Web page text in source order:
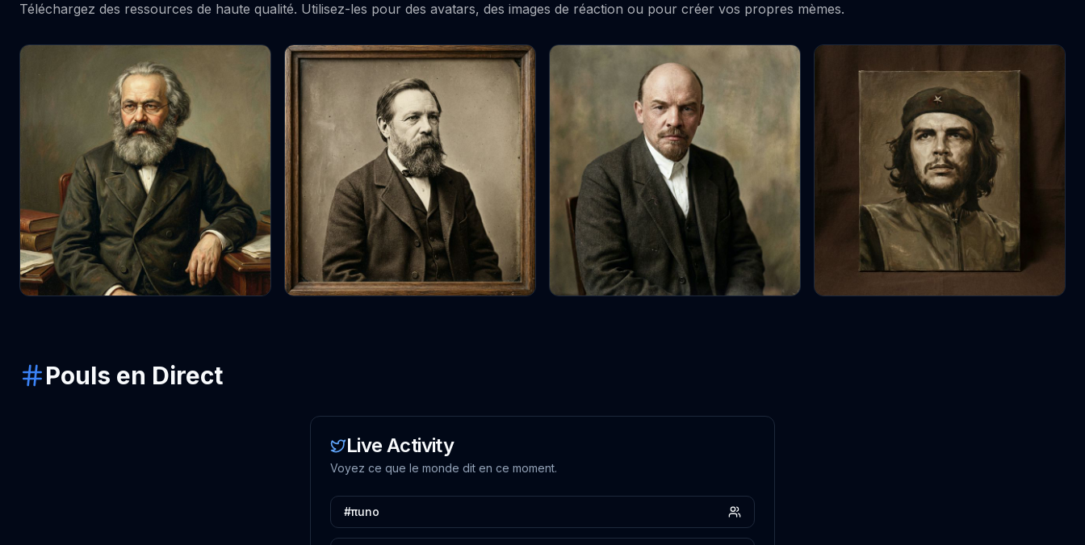
Téléchargez des ressources de haute qualité. Utilisez-les pour des avatars, des images de réaction ou pour créer vos propres mèmes.
Pouls en Direct
Live Activity
Voyez ce que le monde dit en ce moment.
#πuno